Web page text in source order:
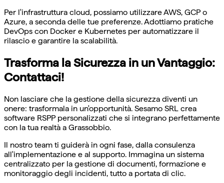
Per l'infrastruttura cloud, possiamo utilizzare AWS, GCP o
Azure, a seconda delle tue preferenze. Adottiamo pratiche
DevOps con Docker e Kubernetes per automatizzare il
rilascio e garantire la scalabilità.
Trasforma la Sicurezza in un Vantaggio:
Contattaci!
Non lasciare che la gestione della sicurezza diventi un
onere: trasformala in un'opportunità. Sesamo SRL crea
software RSPP personalizzati che si integrano perfettamente
con la tua realtà a Grassobbio.
Il nostro team ti guiderà in ogni fase, dalla consulenza
all'implementazione e al supporto. Immagina un sistema
centralizzato per la gestione di documenti, formazione e
monitoraggio degli incidenti, tutto a portata di clic.